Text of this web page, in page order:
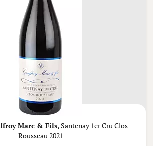
Marc & Fils,Santenay 1er Cru Clos
Rousseau 2021